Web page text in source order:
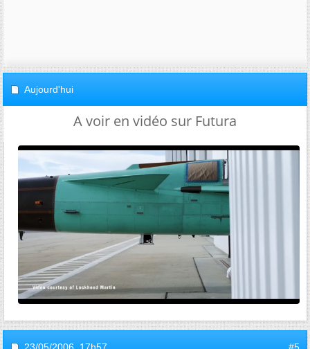
Aujourd'hui
A voir en vidéo sur Futura